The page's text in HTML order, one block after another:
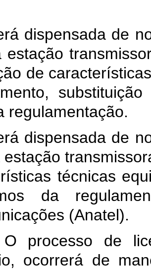
dispensada de
estação
de
regulamentação.
dispensada de
técnicas
da
(Anatel).
processo de
ocorrerá de